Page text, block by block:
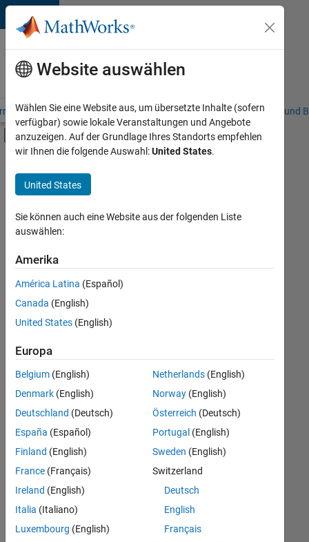
Weiter zum Inhalt
Karriere
bei
MathWorks
– Übersicht Stellensuche Niederlassungen Studierende und
Umschaltung für Off-Canvas-
Hauptinhalt
Commercial Sales
Inside Sales
Business Model Team
Finance and Operations
Human Resources
+5
Derzeit
es
keine
offenen
Stellen,
Ihren
Suchkriterien
entsprechen.
können
die
Suchkriterien
weiter
fassen
oder
alle
Stellenangebote
anzeigen .
Website auswählen
Wählen Sie eine Website aus, um übersetzte Inhalte (sofern
verfügbar) sowie lokale Veranstaltungen und Angebote
anzuzeigen. Auf der Grundlage Ihres Standorts empfehlen
wir Ihnen die folgende Auswahl:United States.
United States
Sie können auch eine Website aus der folgenden Liste
auswählen:
Amerika
América Latina (Español)
Canada (English)
United States (English)
Europa
Belgium (English)
Denmark (English)
Deutschland (Deutsch)
España (Español)
Finland (English)
France (Français)
Ireland (English)
Italia (Italiano)
Luxembourg (English)
Netherlands(English)
Norway(English)
Österreich (Deutsch)
Portugal (English)
Sweden (English)
Switzerland
Deutsch
English
Français